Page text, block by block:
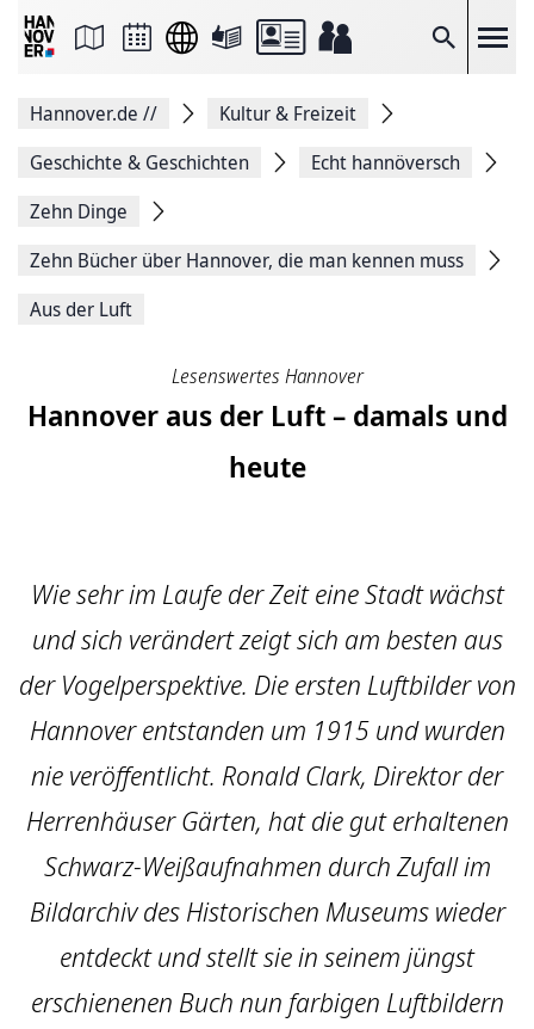
Suche
Seite
Facebook
teilen
Seitenlink
Seite
Hannover.de //
Kultur & Freizeit
Geschichte & Geschichten
Echt hannöversch
Zehn Dinge
Zehn Bücher über Hannover, die man kennen muss
Aus der Luft
Lesenswertes Hannover
Hannover aus der Luft – damals und
heute
Wie sehr im Laufe der Zeit eine Stadt wächst
und sich verändert zeigt sich am besten aus
der Vogelperspektive. Die ersten Luftbilder von
Hannover entstanden um 1915 und wurden
nie veröffentlicht. Ronald Clark, Direktor der
Herrenhäuser Gärten, hat die gut erhaltenen
Schwarz-Weißaufnahmen durch Zufall im
Bildarchiv des Historischen Museums wieder
entdeckt und stellt sie in seinem jüngst
erschienenen Buch nun farbigen Luftbildern